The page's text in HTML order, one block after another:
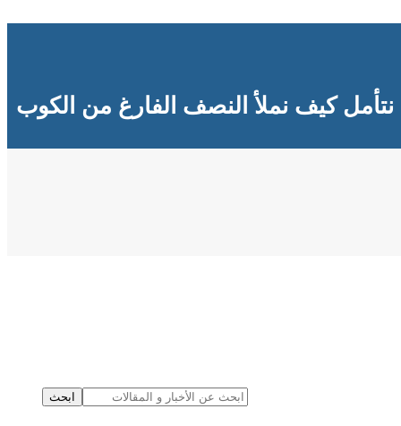
نتأمل كيف نملأ النصف الفارغ من الكوب